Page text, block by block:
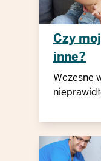
Czy
inne?
Wczesne